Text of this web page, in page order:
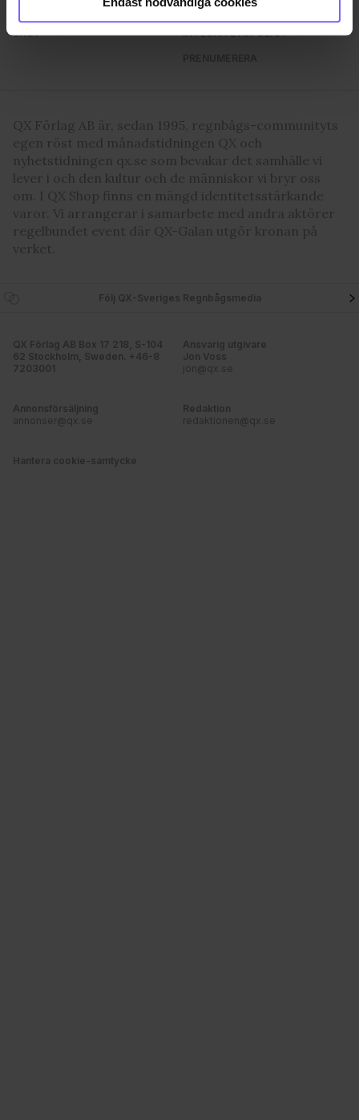
Du kan ändra eller dra tillbaka ditt samtycke när som
helst från cookie-förklaringen.
vidarebefordrar även sådana identifierare och annan
information från din enhet till de sociala medier och
annons- och analysföretag som vi samarbetar med.
Dessa kan i sin tur kombinera informationen med annan
information som du har tillhandahållit eller som de har
samlat in när du har använt deras tjänster. Du godkänner
våra cookies vid fortsatt användande av vår webbplats.
SHOP
HÄR FINNS TIDNINGEN
INTEGRITETSPOLICY
QX Förlag AB är, sedan 1995, regnbågs-communityts
egen röst med månadstidningen QX och
nyhetstidningen qx.se som bevakar det samhälle vi
lever i och den kultur och de människor vi bryr oss
om. I QX Shop finns en mängd identitetsstärkande
varor. Vi arrangerar i samarbete med andra aktörer
regelbundet event där QX-Galan utgör kronan på
verket.
Följ QX-Sveriges Regnbågsmedia
QX Förlag AB Box 17 218, S-104
62 Stockholm, Sweden. +46-8
7203001
Ansvarig utgivare
Jon Voss
jon@qx.se
Annonsförsäljning
annonser@qx.se
Redaktion
redaktionen@qx.se
Hantera cookie-samtycke